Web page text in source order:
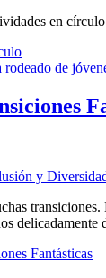
en
y
Fantásticas